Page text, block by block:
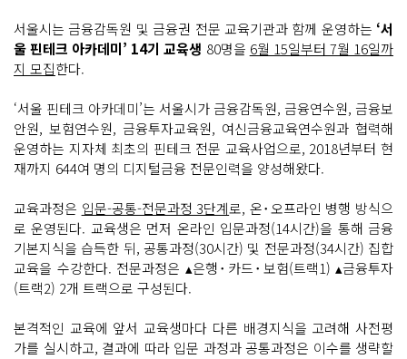
서울시는 금융감독원 및 금융권 전문 교육기관과 함께 운영하는 ‘서
울 핀테크 아카데미’ 14기 교육생 80명을 6월 15일부터 7월 16일까
지 모집한다.
‘서울 핀테크 아카데미’는 서울시가 금융감독원, 금융연수원, 금융보
안원, 보험연수원, 금융투자교육원, 여신금융교육연수원과 협력해
운영하는 지자체 최초의 핀테크 전문 교육사업으로, 2018년부터 현
재까지 644여 명의 디지털금융 전문인력을 양성해왔다.
교육과정은 입문-공통-전문과정 3단계로, 온･오프라인 병행 방식으
로 운영된다. 교육생은 먼저 온라인 입문과정(14시간)을 통해 금융
기본지식을 습득한 뒤, 공통과정(30시간) 및 전문과정(34시간) 집합
교육을 수강한다. 전문과정은 ▴은행･카드･보험(트랙1) ▴금융투자
(트랙2) 2개 트랙으로 구성된다.
본격적인 교육에 앞서 교육생마다 다른 배경지식을 고려해 사전평
가를 실시하고, 결과에 따라 입문 과정과 공통과정은 이수를 생략할